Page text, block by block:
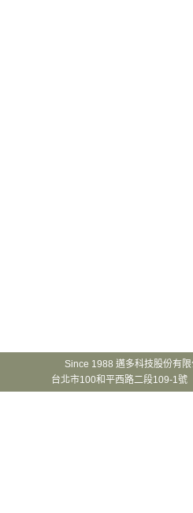
Since 1988 邁多科技股份
台北市100和平西路二段109-1號